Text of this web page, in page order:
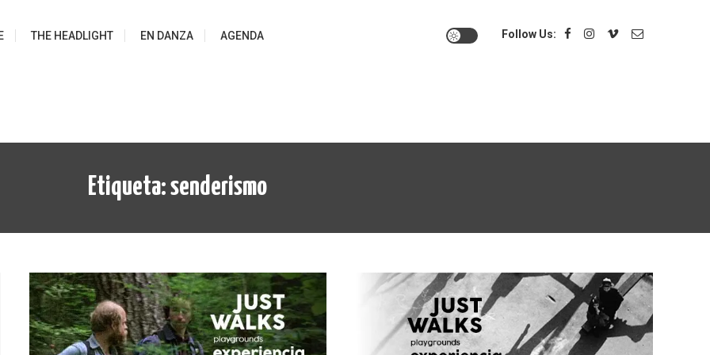
THE HEADLIGHT EN DANZA AGENDA Follow Us:
Etiqueta:senderismo